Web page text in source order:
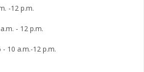
-12 p.m.
- 12 p.m.
10 a.m.-12 p.m.